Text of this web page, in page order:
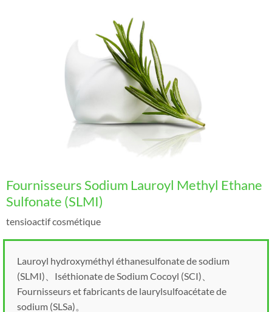
Fournisseurs Sodium Lauroyl Methyl Ethane
Sulfonate (SLMI)
tensioactif cosmétique
Lauroyl hydroxyméthyl éthanesulfonate de sodium
(SLMI)、Iséthionate de Sodium Cocoyl (SCI)、
Fournisseurs et fabricants de laurylsulfoacétate de
sodium (SLSa)。